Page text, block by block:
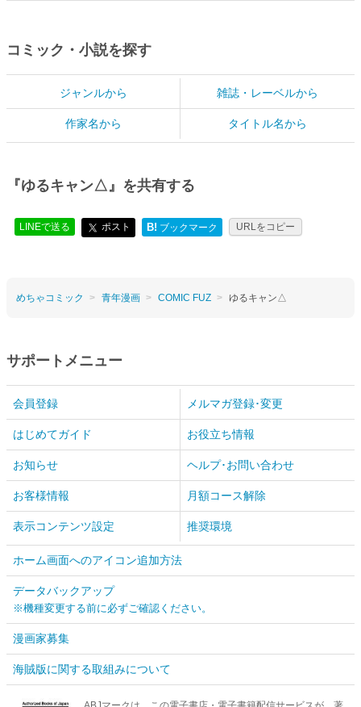
コミック・小説を探す
ジャンルから 雑誌・レーベルから
作家名から タイトル名から
『ゆるキャン△』を共有する
LINEで送る ポスト B! ブックマーク URLをコピー
めちゃコミック 青年漫画 COMIC FUZ ゆるキャン△
サポートメニュー
会員登録 メルマガ登録･変更
はじめてガイド お役立ち情報
お知らせ ヘルプ･お問い合わせ
お客様情報 月額コース解除
表示コンテンツ設定 推奨環境
ホーム画面へのアイコン追加方法
データバックアップ
※機種変更する前に必ずご確認ください。
漫画家募集
海賊版に関する取組みについて